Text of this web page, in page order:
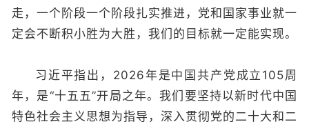
走，一个阶段一个阶段扎实推进，党和国家事业就一
定会不断积小胜为大胜，我们的目标就一定能实现。
习近平指出，2026年是中国共产党成立105周
年，是“十五五”开局之年。我们要坚持以新时代中国
特色社会主义思想为指导，深入贯彻党的二十大和二